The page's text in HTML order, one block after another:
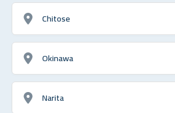
Chitose
Okinawa
Narita